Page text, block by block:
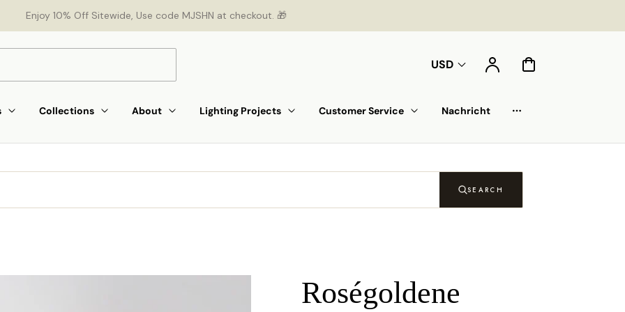
Enjoy 10% Off Sitewide, Use code MJSHN at checkout. 🎁
USD Konto Warenkorb
Collections About Lighting Projects Customer Service Nachricht
SEARCH
Roségoldene